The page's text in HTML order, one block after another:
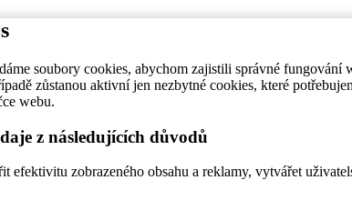
soubory cookies, abychom zajistili správné
zůstanou aktivní jen nezbytné cookies, které
webu.
z následujících důvodů
efektivitu zobrazeného obsahu a reklamy, vytvářet